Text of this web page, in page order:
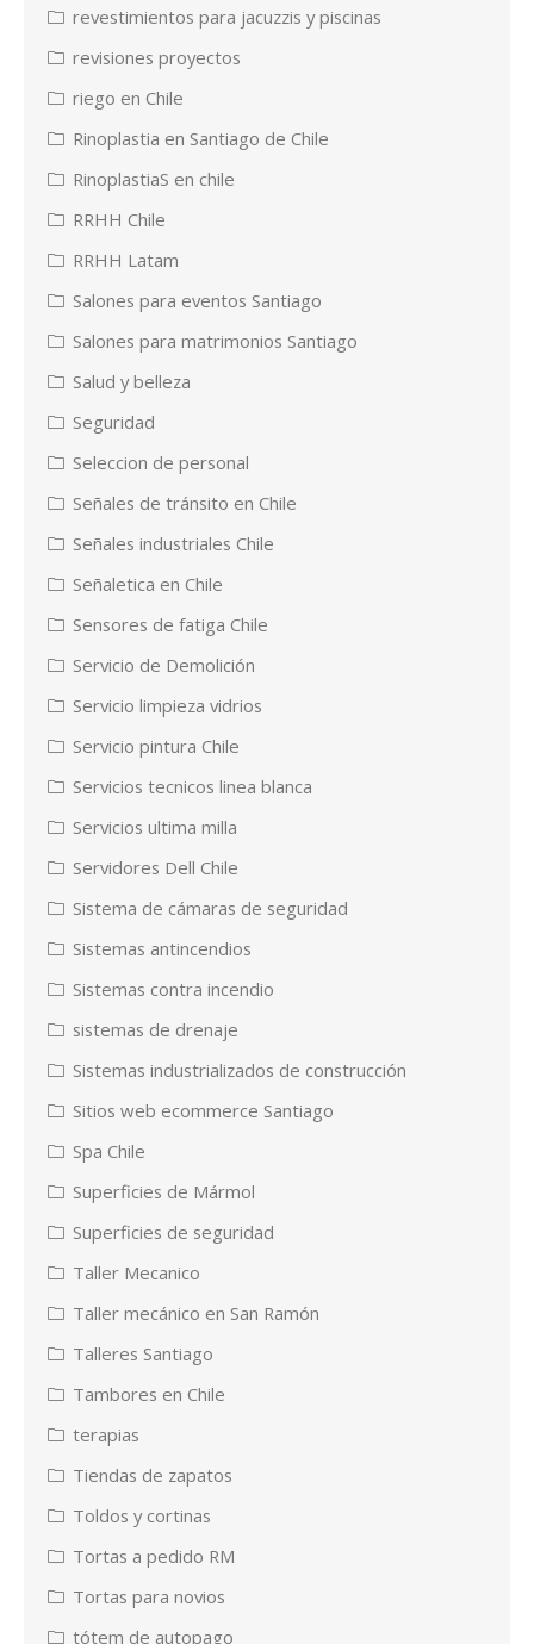
revestimientos para jacuzzis y piscinas
revisiones proyectos
riego en Chile
Rinoplastia en Santiago de Chile
RinoplastiaS en chile
RRHH Chile
RRHH Latam
Salones para eventos Santiago
Salones para matrimonios Santiago
Salud y belleza
Seguridad
Seleccion de personal
Señales de tránsito en Chile
Señales industriales Chile
Señaletica en Chile
Sensores de fatiga Chile
Servicio de Demolición
Servicio limpieza vidrios
Servicio pintura Chile
Servicios tecnicos linea blanca
Servicios ultima milla
Servidores Dell Chile
Sistema de cámaras de seguridad
Sistemas antincendios
Sistemas contra incendio
sistemas de drenaje
Sistemas industrializados de construcción
Sitios web ecommerce Santiago
Spa Chile
Superficies de Mármol
Superficies de seguridad
Taller Mecanico
Taller mecánico en San Ramón
Talleres Santiago
Tambores en Chile
terapias
Tiendas de zapatos
Toldos y cortinas
Tortas a pedido RM
Tortas para novios
tótem de autopago